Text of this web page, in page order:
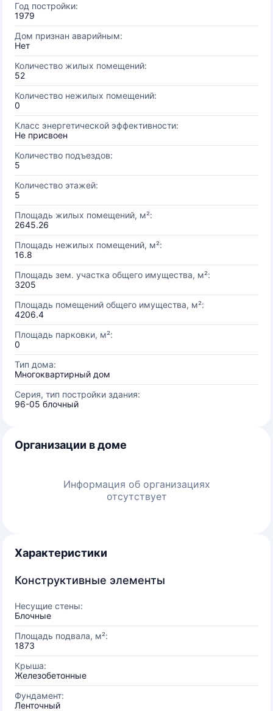
Год постройки:
1979
Дом признан аварийным:
Нет
Количество жилых помещений:
52
Количество нежилых помещений:
0
Класс энергетической эффективности:
Не присвоен
Количество подъездов:
5
Количество этажей:
5
Площадь жилых помещений, м²:
2645.26
Площадь нежилых помещений, м²:
16.8
Площадь зем. участка общего имущества, м²:
3205
Площадь помещений общего имущества, м²:
4206.4
Площадь парковки, м²:
0
Тип дома:
Многоквартирный дом
Серия, тип постройки здания:
96-05 блочный
Организации в доме
Информация об организациях
отсутствует
Характеристики
Конструктивные элементы
Несущие стены:
Блочные
Площадь подвала, м²:
1873
Крыша:
Железобетонные
Фундамент:
Ленточный